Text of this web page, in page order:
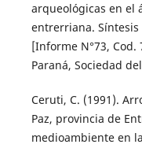
arqueológicas en el
entrerriana. Síntesis
[Informe N°73, Cod.
Paraná, Sociedad
Ceruti, C. (1991).
Paz, provincia de
medioambiente en